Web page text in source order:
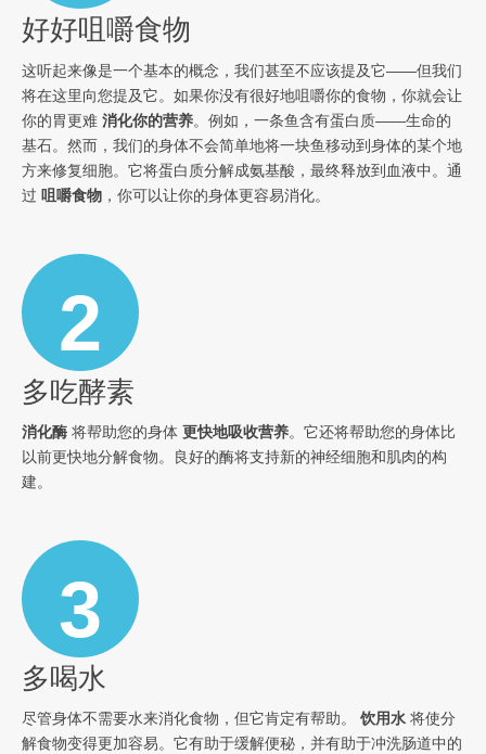
好好咀嚼食物
这听起来像是一个基本的概念，我们甚至不应该提及它——但我们
将在这里向您提及它。如果你没有很好地咀嚼你的食物，你就会让
你的胃更难 消化你的营养。例如，一条鱼含有蛋白质——生命的
基石。然而，我们的身体不会简单地将一块鱼移动到身体的某个地
方来修复细胞。它将蛋白质分解成氨基酸，最终释放到血液中。通
过 咀嚼食物 ，你可以让你的身体更容易消化。
2
多吃酵素
消化酶 将帮助您的身体 更快地吸收营养。它还将帮助您的身体比
以前更快地分解食物。良好的酶将支持新的神经细胞和肌肉的构
建。
3
多喝水
尽管身体不需要水来消化食物，但它肯定有帮助。 饮用水 将使分
解食物变得更加容易。它有助于缓解便秘，并有助于冲洗肠道中的